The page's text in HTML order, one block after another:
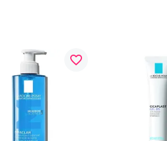
favorite_border